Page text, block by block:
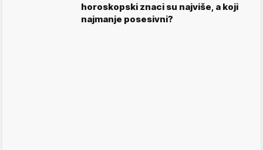
horoskopski znaci su najviše, a koji
najmanje posesivni?